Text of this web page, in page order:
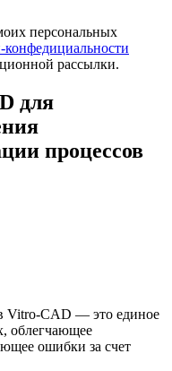
персональных
конфедициальности
рассылки.
для
процессов
Vitro-CAD — это единое
облегчающее
ошибки за счет